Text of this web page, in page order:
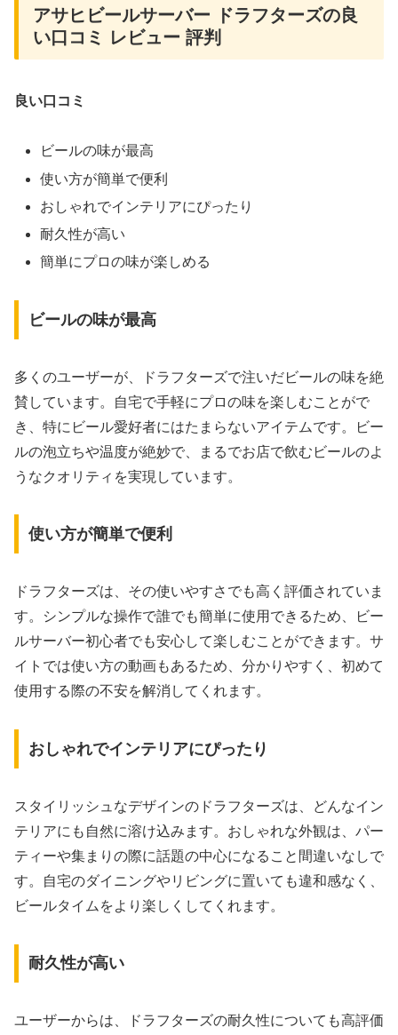
アサヒビールサーバー ドラフターズの良
い口コミ レビュー 評判
良い口コミ
ビールの味が最高
使い方が簡単で便利
おしゃれでインテリアにぴったり
耐久性が高い
簡単にプロの味が楽しめる
ビールの味が最高
多くのユーザーが、ドラフターズで注いだビールの味を絶
賛しています。自宅で手軽にプロの味を楽しむことがで
き、特にビール愛好者にはたまらないアイテムです。ビー
ルの泡立ちや温度が絶妙で、まるでお店で飲むビールのよ
うなクオリティを実現しています。
使い方が簡単で便利
ドラフターズは、その使いやすさでも高く評価されていま
す。シンプルな操作で誰でも簡単に使用できるため、ビー
ルサーバー初心者でも安心して楽しむことができます。サ
イトでは使い方の動画もあるため、分かりやすく、初めて
使用する際の不安を解消してくれます。
おしゃれでインテリアにぴったり
スタイリッシュなデザインのドラフターズは、どんなイン
テリアにも自然に溶け込みます。おしゃれな外観は、パー
ティーや集まりの際に話題の中心になること間違いなしで
す。自宅のダイニングやリビングに置いても違和感なく、
ビールタイムをより楽しくしてくれます。
耐久性が高い
ユーザーからは、ドラフターズの耐久性についても高評価